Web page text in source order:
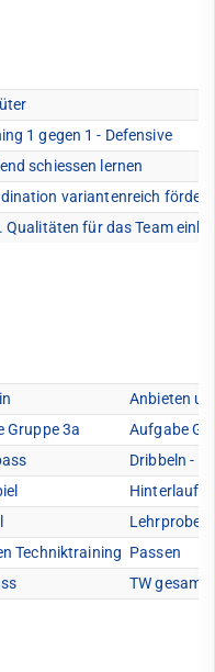
1 gegen 1 - Defensive
schiessen lernen
variantenreich fördern
Qualitäten für das Team
Anbieten
Gruppe 3a
Aufgabe
Dribbeln -
Hinterlaufen
Lehrprobe
Techniktraining Passen
TW gesamt